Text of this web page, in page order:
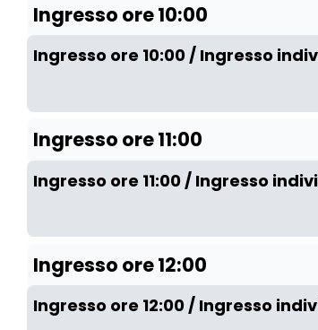
Ingresso ore 10:00
Ingresso ore 10:00 / Ingresso
Ingresso ore 11:00
Ingresso ore 11:00 / Ingresso
Ingresso ore 12:00
Ingresso ore 12:00 / Ingresso